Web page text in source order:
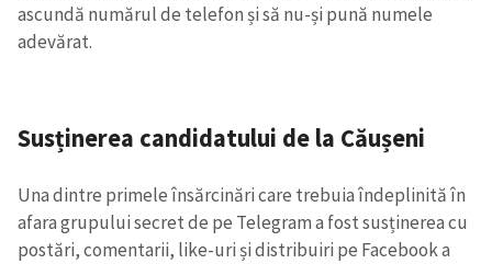
ascundă numărul de telefon și să nu-și pună numele
adevărat.
Susținerea candidatului de la Căușeni
Una dintre primele însărcinări care trebuia îndeplinită în
afara grupului secret de pe Telegram a fost susținerea cu
postări, comentarii, like-uri și distribuiri pe Facebook a